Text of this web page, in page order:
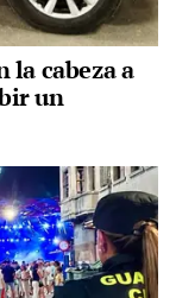
la cabeza a
un